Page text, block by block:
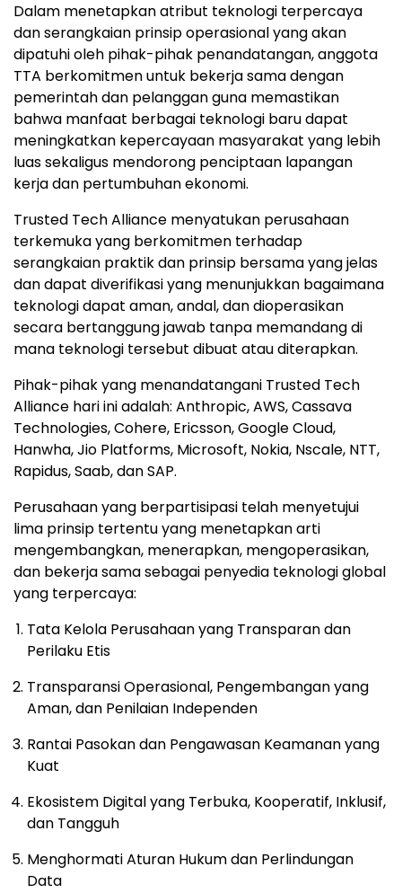
Dalam menetapkan atribut teknologi terpercaya
dan serangkaian prinsip operasional yang akan
dipatuhi oleh pihak-pihak penandatangan, anggota
TTA berkomitmen untuk bekerja sama dengan
pemerintah dan pelanggan guna memastikan
bahwa manfaat berbagai teknologi baru dapat
meningkatkan kepercayaan masyarakat yang lebih
luas sekaligus mendorong penciptaan lapangan
kerja dan pertumbuhan ekonomi.
Trusted Tech Alliance menyatukan perusahaan
terkemuka yang berkomitmen terhadap
serangkaian praktik dan prinsip bersama yang jelas
dan dapat diverifikasi yang menunjukkan bagaimana
teknologi dapat aman, andal, dan dioperasikan
secara bertanggung jawab tanpa memandang di
mana teknologi tersebut dibuat atau diterapkan.
Pihak-pihak yang menandatangani Trusted Tech
Alliance hari ini adalah: Anthropic, AWS, Cassava
Technologies, Cohere, Ericsson, Google Cloud,
Hanwha, Jio Platforms, Microsoft, Nokia, Nscale, NTT,
Rapidus, Saab, dan SAP.
Perusahaan yang berpartisipasi telah menyetujui
lima prinsip tertentu yang menetapkan arti
mengembangkan, menerapkan, mengoperasikan,
dan bekerja sama sebagai penyedia teknologi global
yang terpercaya:
Tata Kelola Perusahaan yang Transparan dan
Perilaku Etis
Transparansi Operasional, Pengembangan yang
Aman, dan Penilaian Independen
Rantai Pasokan dan Pengawasan Keamanan yang
Kuat
Ekosistem Digital yang Terbuka, Kooperatif, Inklusif,
dan Tangguh
Menghormati Aturan Hukum dan Perlindungan
Data